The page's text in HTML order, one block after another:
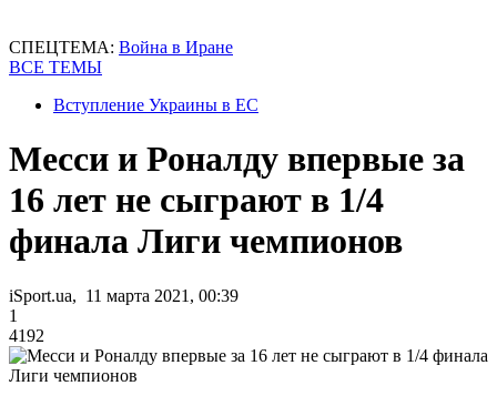
СПЕЦТЕМА: Война в Иране
ВСЕ ТЕМЫ
Вступление Украины в ЕС
Месси и Роналду впервые за
16 лет не сыграют в 1/4
финала Лиги чемпионов
iSport.ua, 11 марта 2021, 00:39
1
4192